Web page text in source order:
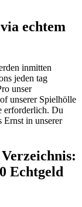
echtem
inmitten
jeden tag
unser
unserer Spielhölle
erforderlich. Du
Ernst in unserer
Echtgeld